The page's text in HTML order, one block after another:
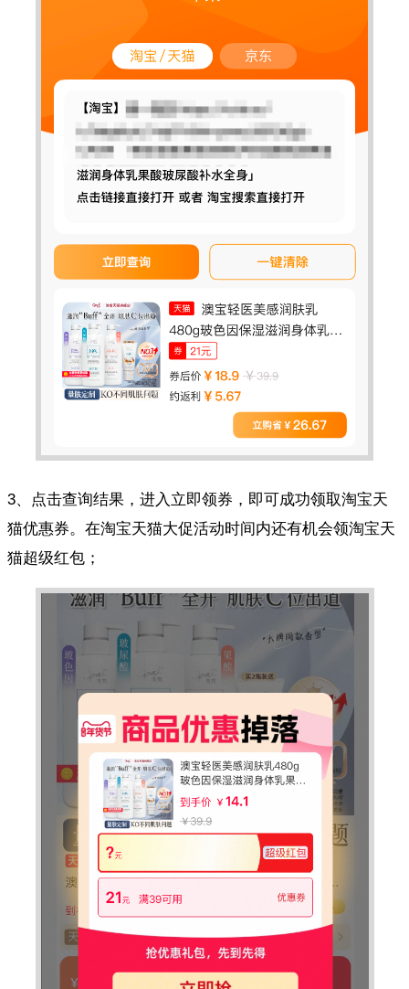
3、点击查询结果，进入立即领券，即可成功领取淘宝天
猫优惠券。在淘宝天猫大促活动时间内还有机会领淘宝天
猫超级红包；